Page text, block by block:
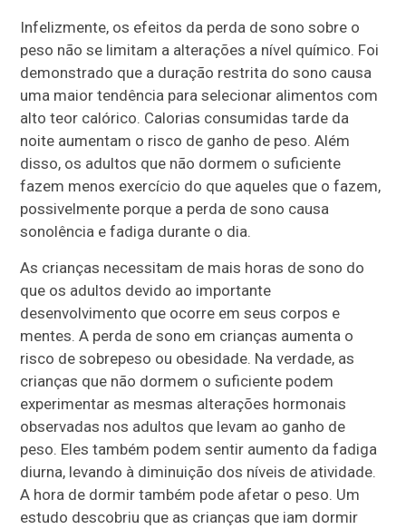
Infelizmente, os efeitos da perda de sono sobre o
peso não se limitam a alterações a nível químico. Foi
demonstrado que a duração restrita do sono causa
uma maior tendência para selecionar alimentos com
alto teor calórico. Calorias consumidas tarde da
noite aumentam o risco de ganho de peso. Além
disso, os adultos que não dormem o suficiente
fazem menos exercício do que aqueles que o fazem,
possivelmente porque a perda de sono causa
sonolência e fadiga durante o dia.
As crianças necessitam de mais horas de sono do
que os adultos devido ao importante
desenvolvimento que ocorre em seus corpos e
mentes. A perda de sono em crianças aumenta o
risco de sobrepeso ou obesidade. Na verdade, as
crianças que não dormem o suficiente podem
experimentar as mesmas alterações hormonais
observadas nos adultos que levam ao ganho de
peso. Eles também podem sentir aumento da fadiga
diurna, levando à diminuição dos níveis de atividade.
A hora de dormir também pode afetar o peso. Um
estudo descobriu que as crianças que iam dormir